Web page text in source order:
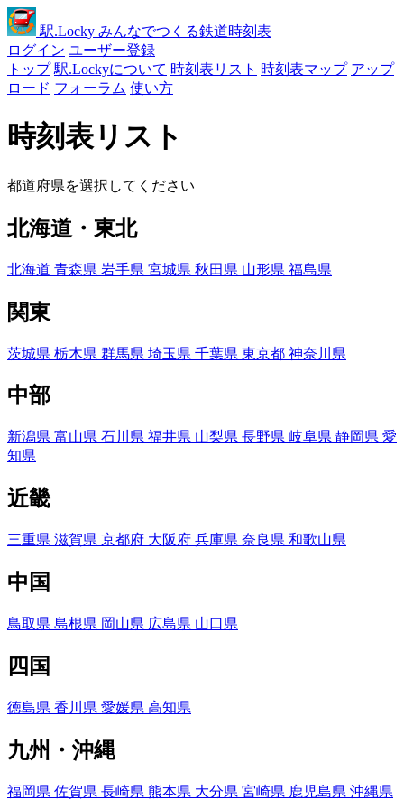
駅.Locky みんなでつくる鉄道時刻表
ログイン ユーザー登録
トップ 駅.Lockyについて 時刻表リスト 時刻表マップ アップ
ロード フォーラム 使い方
時刻表リスト
都道府県を選択してください
北海道・東北
北海道 青森県 岩手県 宮城県 秋田県 山形県 福島県
関東
茨城県 栃木県 群馬県 埼玉県 千葉県 東京都 神奈川県
中部
新潟県 富山県 石川県 福井県 山梨県 長野県 岐阜県 静岡県 愛
知県
近畿
三重県 滋賀県 京都府 大阪府 兵庫県 奈良県 和歌山県
中国
鳥取県 島根県 岡山県 広島県 山口県
四国
徳島県 香川県 愛媛県 高知県
九州・沖縄
福岡県 佐賀県 長崎県 熊本県 大分県 宮崎県 鹿児島県 沖縄県